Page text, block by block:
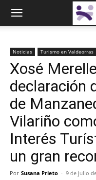
Noticias Turismo en Valdeorras
Xosé
declaración
de
Vilariño
Interés
un gran
Por Susana Prieto - 9 de julio